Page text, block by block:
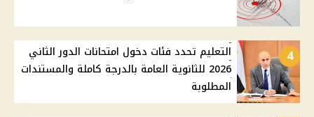
4
التعليم تحدد فئات دخول امتحانات الدور الثاني
2026 للثانوية العامة بالدرجة كاملة والمستندات
المطلوبة